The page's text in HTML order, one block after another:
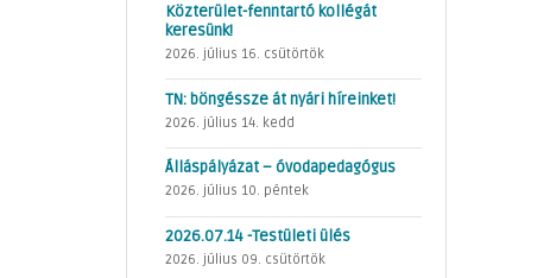
Közterület-fenntartó kollégát
keresünk!
2026. július 16. csütörtök
TN: böngéssze át nyári híreinket!
2026. július 14. kedd
Álláspályázat – óvodapedagógus
2026. július 10. péntek
2026.07.14 -Testületi ülés
2026. július 09. csütörtök